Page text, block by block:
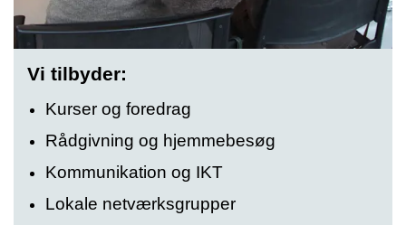
Vi tilbyder:
Kurser og foredrag
Rådgivning og hjemmebesøg
Kommunikation og IKT
Lokale netværksgrupper